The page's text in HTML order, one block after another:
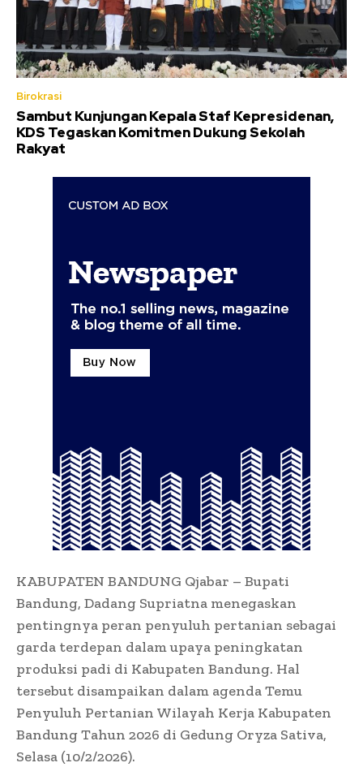
Birokrasi
Sambut Kunjungan Kepala Staf Kepresidenan,
KDS Tegaskan Komitmen Dukung Sekolah
Rakyat
KABUPATEN BANDUNG Qjabar – Bupati
Bandung, Dadang Supriatna menegaskan
pentingnya peran penyuluh pertanian sebagai
garda terdepan dalam upaya peningkatan
produksi padi di Kabupaten Bandung. Hal
tersebut disampaikan dalam agenda Temu
Penyuluh Pertanian Wilayah Kerja Kabupaten
Bandung Tahun 2026 di Gedung Oryza Sativa,
Selasa (10/2/2026).